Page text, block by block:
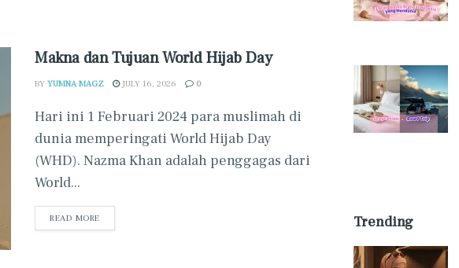
Makna dan Tujuan World Hijab Day
BY YUMNA MAGZ JULY 16, 2026 0
Hari ini 1 Februari 2024 para muslimah di
dunia memperingati World Hijab Day
(WHD). Nazma Khan adalah penggagas dari
World...
READ MORE Trending